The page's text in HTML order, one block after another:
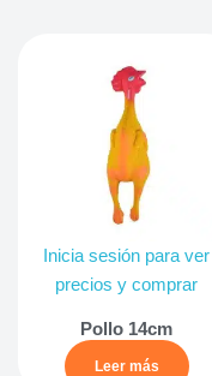
Inicia sesión para ver
precios y comprar
Pollo 14cm
Leer más